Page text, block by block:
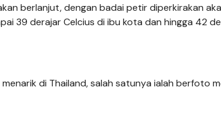
berlanjut, dengan badai petir diperkirakan
39 derajar Celcius di ibu kota dan hingga 42
di Thailand, salah satunya ialah berfoto